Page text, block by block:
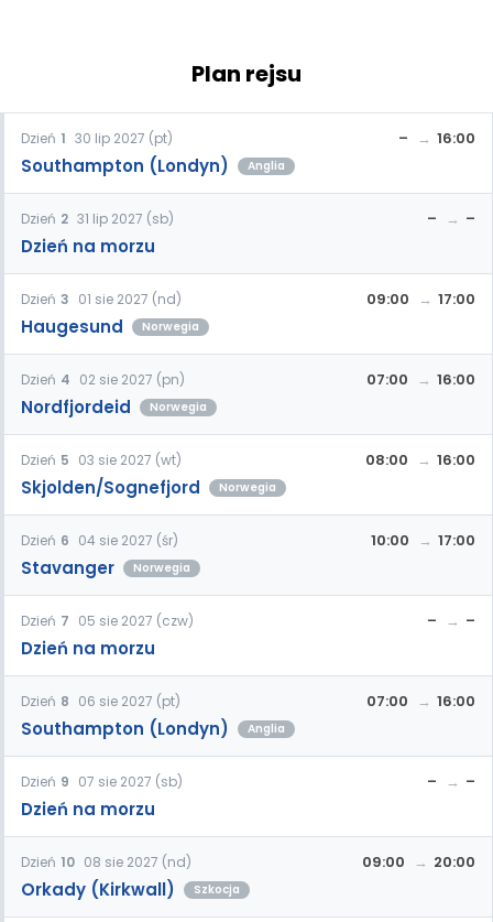
Plan rejsu
Dzień 1 30 lip 2027 (pt)
Southampton (Londyn) Anglia
– 16:00
Dzień 2 31 lip 2027 (sb)
Dzień na morzu
– –
Dzień 3 01 sie 2027 (nd)
Haugesund Norwegia
09:00 17:00
Dzień 4 02 sie 2027 (pn)
Nordfjordeid Norwegia
07:00 16:00
Dzień 5 03 sie 2027 (wt)
Skjolden/Sognefjord Norwegia
08:00 16:00
Dzień 6 04 sie 2027 (śr)
Stavanger Norwegia
10:00 17:00
Dzień 7 05 sie 2027 (czw)
Dzień na morzu
– –
Dzień 8 06 sie 2027 (pt)
Southampton (Londyn) Anglia
07:00 16:00
Dzień 9 07 sie 2027 (sb)
Dzień na morzu
– –
Dzień 10 08 sie 2027 (nd)
Orkady (Kirkwall) Szkocja
09:00 20:00